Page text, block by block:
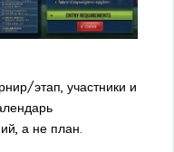
этап, участники и
а не план.